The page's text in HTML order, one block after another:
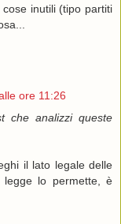
inutili (tipo partiti
ore 11:26
che analizzi queste
il lato legale delle
legge lo permette, è